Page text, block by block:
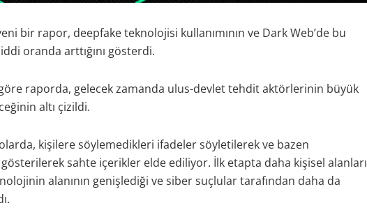
bir rapor, deepfake teknolojisi kullanımının ve Dark Web’de bu
oranda arttığını gösterdi.
raporda, gelecek zamanda ulus-devlet tehdit aktörlerinin büyük
altı çizildi.
kişilere söylemedikleri ifadeler söyletilerek ve bazen
gösterilerek sahte içerikler elde ediliyor. İlk etapta daha kişisel alanları
alanının genişlediği ve siber suçlular tarafından daha da